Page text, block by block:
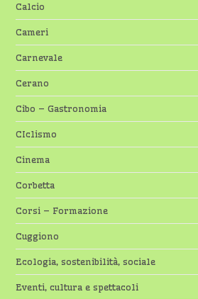
Calcio
Cameri
Carnevale
Cerano
Cibo – Gastronomia
CIclismo
Cinema
Corbetta
Corsi – Formazione
Cuggiono
Ecologia, sostenibilità, sociale
Eventi, cultura e spettacoli